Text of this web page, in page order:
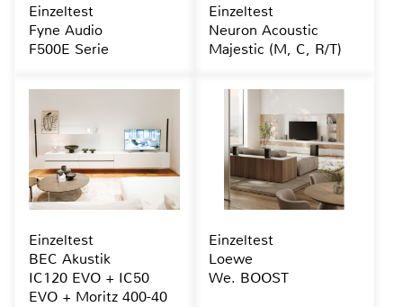
Einzeltest
Fyne Audio
F500E Serie
Einzeltest
Neuron Acoustic
Majestic (M, C, R/T)
Einzeltest
BEC Akustik
IC120 EVO + IC50
EVO + Moritz 400-40
Einzeltest
Loewe
We. BOOST